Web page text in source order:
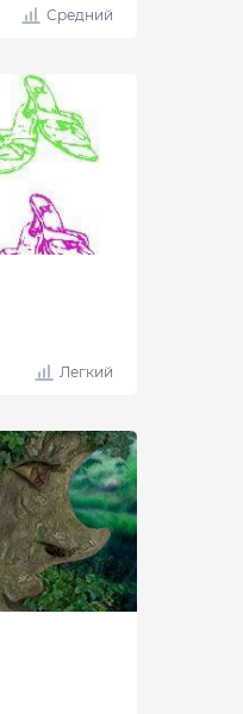
Средний
Легкий